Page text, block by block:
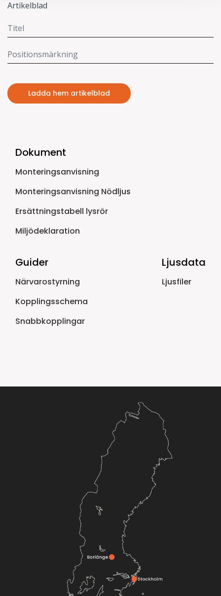
Artikelblad
Ladda hem artikelblad
Dokument
Monteringsanvisning
Monteringsanvisning Nödljus
Ersättningstabell lysrör
Miljödeklaration
Guider
Närvarostyrning
Kopplingsschema
Snabbkopplingar
Ljusdata
Ljusfiler